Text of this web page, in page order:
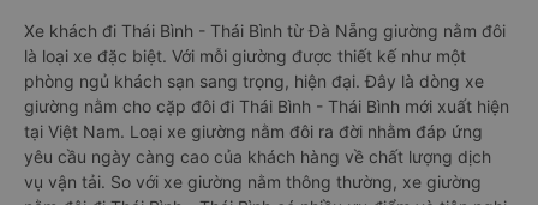
Xe khách đi Thái Bình - Thái Bình từ Đà Nẵng giường nằm đôi
là loại xe đặc biệt. Với mỗi giường được thiết kế như một
phòng ngủ khách sạn sang trọng, hiện đại. Đây là dòng xe
giường nằm cho cặp đôi đi Thái Bình - Thái Bình mới xuất hiện
tại Việt Nam. Loại xe giường nằm đôi ra đời nhằm đáp ứng
yêu cầu ngày càng cao của khách hàng về chất lượng dịch
vụ vận tải. So với xe giường nằm thông thường, xe giường